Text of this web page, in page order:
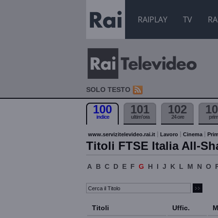
RAIPLAY TV
SOLO TESTO
100
indice
101
ultim'ora
102
24 ore
www.servizitelevideo.rai.it Lavoro Cinema
Titoli FTSE Italia All-
A B C D E F G H I J K L M N O
Titoli Uffic.